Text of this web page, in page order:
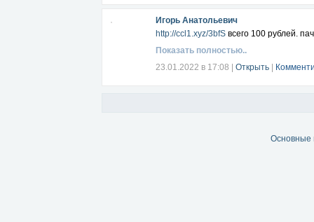
Игорь Анатольевич
http://ccl1.xyz/3bfS всего 100 рублей.
Показать полностью..
23.01.2022 в 17:08
Открыть
Основные